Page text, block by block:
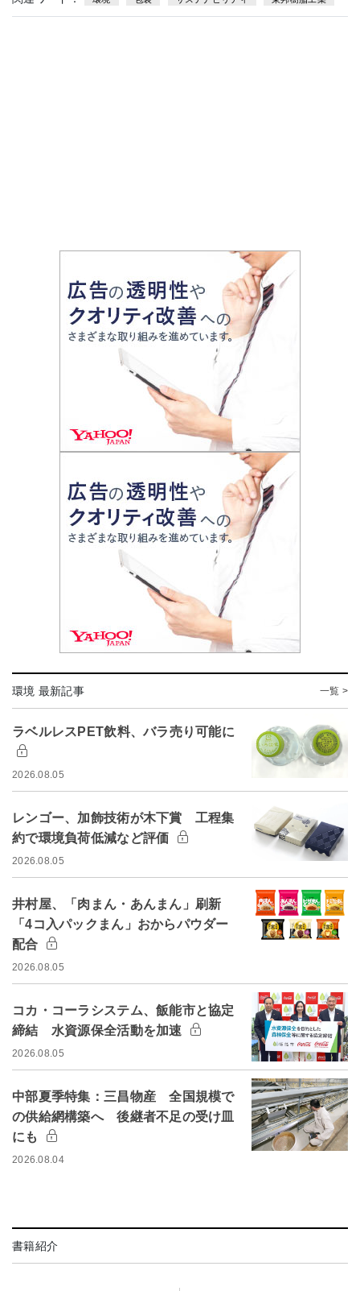
環境 最新記事 一覧 >
ラベルレスPET飲料、バラ売り可能に
2026.08.05
レンゴー、加飾技術が木下賞 工程集
約で環境負荷低減など評価
2026.08.05
井村屋、「肉まん・あんまん」刷新
「4コ入パックまん」おからパウダー
配合
2026.08.05
コカ・コーラシステム、飯能市と協定
締結 水資源保全活動を加速
2026.08.05
中部夏季特集：三昌物産 全国規模で
の供給網構築へ 後継者不足の受け皿
にも
2026.08.04
書籍紹介